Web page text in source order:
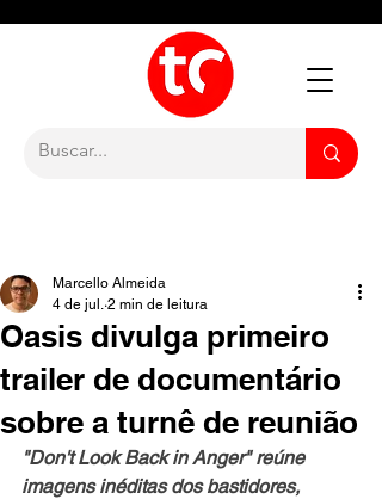
Oasis divulga primeiro
trailer de documentário
sobre a turnê de reunião
Marcello Almeida
4 de jul. 2 min de leitura
"Don't Look Back in Anger" reúne
imagens inéditas dos bastidores,